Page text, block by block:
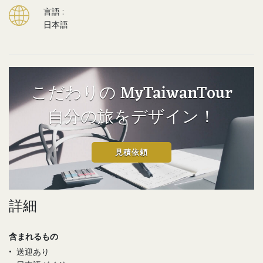
言語 :
日本語
こだわりの MyTaiwanTour
自分の旅をデザイン！
見積依頼
詳細
含まれるもの
• 送迎あり